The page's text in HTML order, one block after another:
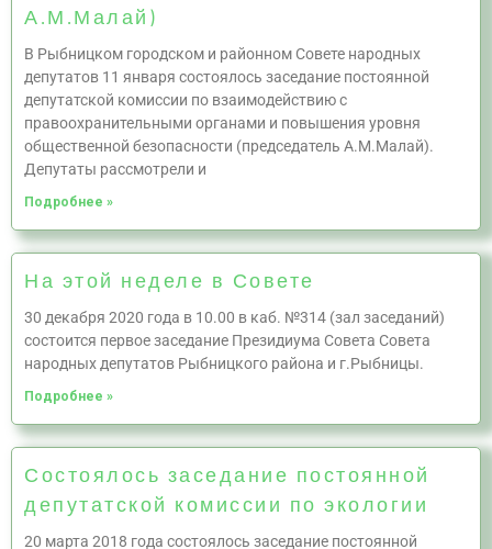
А.М.Малай)
В Рыбницком городском и районном Совете народных
депутатов 11 января состоялось заседание постоянной
депутатской комиссии по взаимодействию с
правоохранительными органами и повышения уровня
общественной безопасности (председатель А.М.Малай).
Депутаты рассмотрели и
Подробнее »
На этой неделе в Совете
30 декабря 2020 года в 10.00 в каб. №314 (зал заседаний)
состоится первое заседание Президиума Совета Совета
народных депутатов Рыбницкого района и г.Рыбницы.
Подробнее »
Состоялось заседание постоянной
депутатской комиссии по экологии
20 марта 2018 года состоялось заседание постоянной